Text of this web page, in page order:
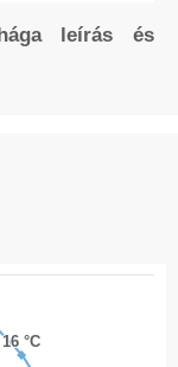
leírás és
16 °C
16 °C